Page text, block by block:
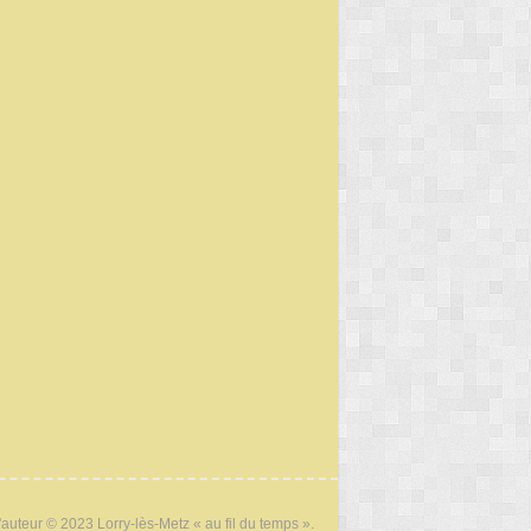
© 2023 Lorry-lès-Metz « au fil du temps ».